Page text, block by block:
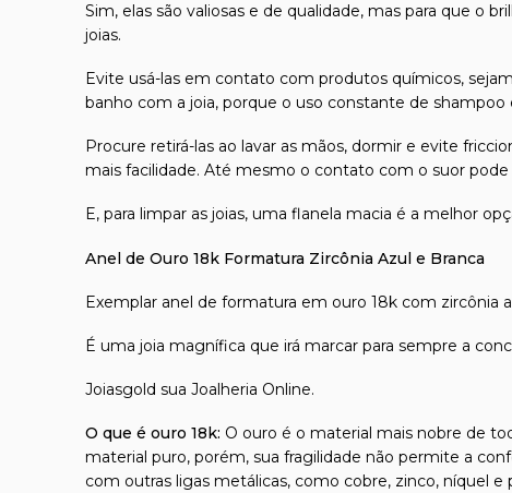
Sim, elas são valiosas e de qualidade, mas para que o
joias.
Evite usá-las em contato com produtos químicos,
banho com a joia, porque o uso constante de
Procure retirá-las ao lavar as mãos, dormir e evite
mais facilidade. Até mesmo o contato com o suor pode
E, para limpar as joias, uma flanela macia é a melhor
Anel de Ouro 18k Formatura Zircônia Azul e Branca
Exemplar anel de formatura em ouro 18k com zircônia
É uma joia magnífica que irá marcar para sempre a
Joiasgold sua Joalheria Online.
O que é ouro 18k: O ouro é o material mais nobre de
material puro, porém, sua fragilidade não permite a
com outras ligas metálicas, como cobre, zinco, níquel